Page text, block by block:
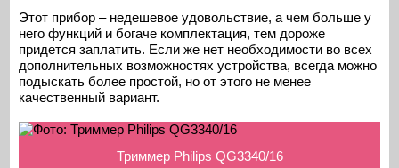
Этот прибор – недешевое удовольствие, а чем больше у
него функций и богаче комплектация, тем дороже
придется заплатить. Если же нет необходимости во всех
дополнительных возможностях устройства, всегда можно
подыскать более простой, но от этого не менее
качественный вариант.
Триммер Philips QG3340/16